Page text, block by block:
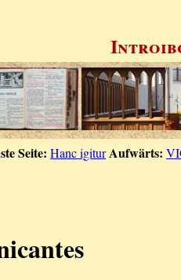
Seite: Hanc igiturAufwärts: